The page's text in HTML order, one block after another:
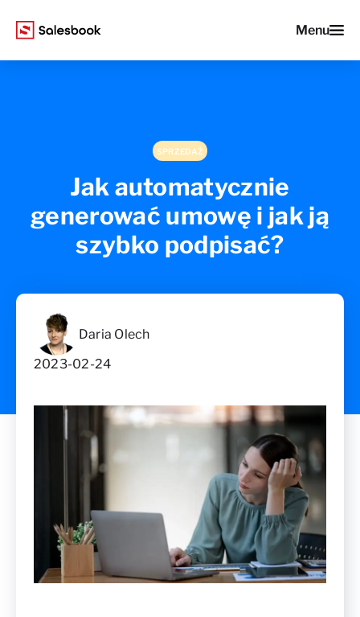
Menu
SPRZEDAŻ
Jak automatycznie
generować umowę i jak ją
szybko podpisać?
Daria Olech
2023-02-24